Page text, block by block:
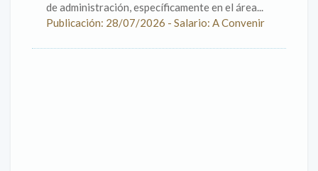
de administración, específicamente en el área...
Publicación: 28/07/2026 - Salario: A Convenir